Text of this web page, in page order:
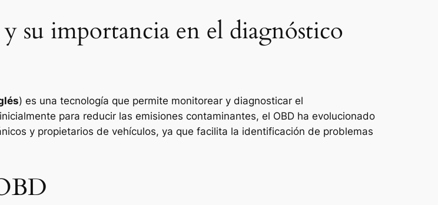
su importancia en el diagnóstico
) es una tecnología que permite monitorear y diagnosticar el
para reducir las emisiones contaminantes, el OBD ha evolucionado
y propietarios de vehículos, ya que facilita la identificación de problemas